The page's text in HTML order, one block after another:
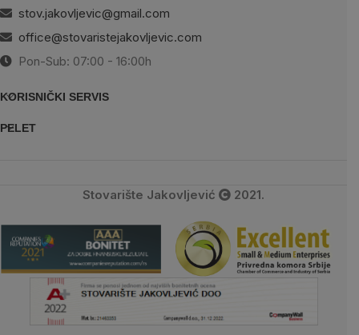
stov.jakovljevic@gmail.com
office@stovaristejakovljevic.com
Pon-Sub: 07:00 - 16:00h
KORISNIČKI SERVIS
PELET
Stovarište Jakovljević 2021.